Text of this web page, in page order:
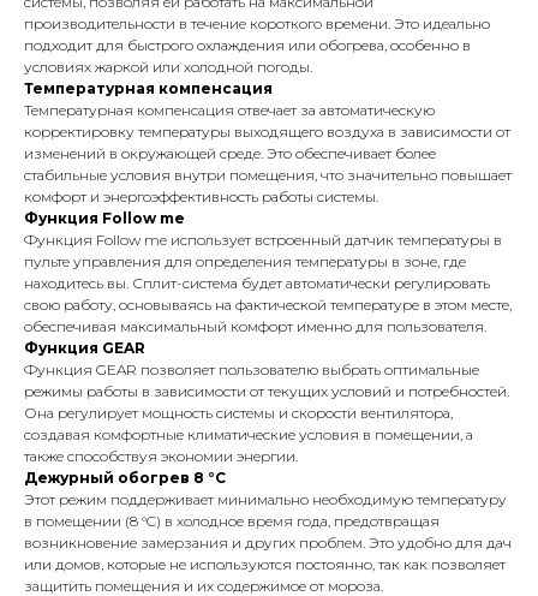
производительности в течение короткого времени. Это идеально
подходит для быстрого охлаждения или обогрева, особенно в
условиях жаркой или холодной погоды.
Температурная компенсация
Температурная компенсация отвечает за автоматическую
корректировку температуры выходящего воздуха в зависимости от
изменений в окружающей среде. Это обеспечивает более
стабильные условия внутри помещения, что значительно повышает
комфорт и энергоэффективность работы системы.
Функция Follow me
Функция Follow me использует встроенный датчик температуры в
пульте управления для определения температуры в зоне, где
находитесь вы. Сплит-система будет автоматически регулировать
свою работу, основываясь на фактической температуре в этом месте,
обеспечивая максимальный комфорт именно для пользователя.
Функция GEAR
Функция GEAR позволяет пользователю выбрать оптимальные
режимы работы в зависимости от текущих условий и потребностей.
Она регулирует мощность системы и скорости вентилятора,
создавая комфортные климатические условия в помещении, а
также способствуя экономии энергии.
Дежурный обогрев 8 °C
Этот режим поддерживает минимально необходимую температуру
в помещении (8 °C) в холодное время года, предотвращая
возникновение замерзания и других проблем. Это удобно для дач
или домов, которые не используются постоянно, так как позволяет
защитить помещения и их содержимое от мороза.